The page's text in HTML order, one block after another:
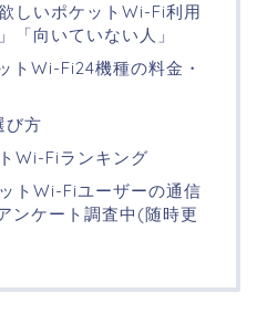
しいポケットWi-Fi利用
「向いていない人」
トWi-Fi24機種の料金・
び方
Wi-Fiランキング
トWi-Fiユーザーの通信
ンケート調査中(随時更